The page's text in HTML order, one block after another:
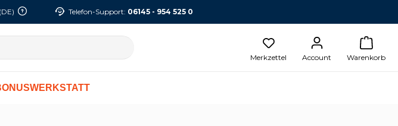
Telefon-Support: 06145 - 954 525 0
Merkzettel Account Warenkorb